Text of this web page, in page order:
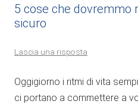
5 cose che dovremmo
sicuro
Lascia una risposta
Oggigiorno i ritmi di vita
ci portano a commettere a